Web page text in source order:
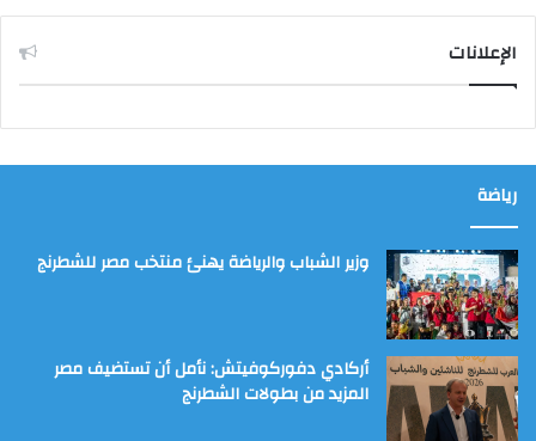
الإعلانات
رياضة
وزير الشباب والرياضة يهنئ منتخب مصر للشطرنج
أركادي دفوركوفيتش: نأمل أن تستضيف مصر
المزيد من بطولات الشطرنج